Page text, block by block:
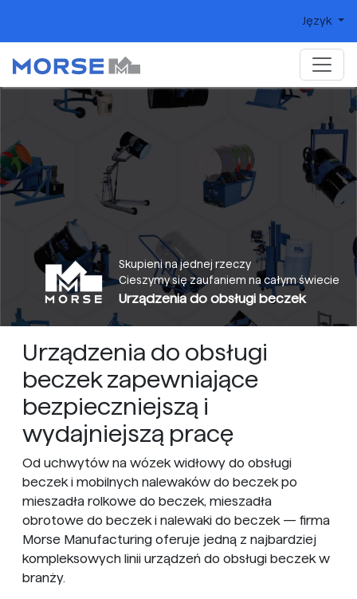
Język
Skupieni na jednej rzeczy
Cieszymy się zaufaniem na całym świecie
Urządzenia do obsługi beczek
Urządzenia do obsługi
beczek zapewniające
bezpieczniejszą i
wydajniejszą pracę
Od uchwytów na wózek widłowy do obsługi
beczek i mobilnych nalewaków do beczek po
mieszadła rolkowe do beczek, mieszadła
obrotowe do beczek i nalewaki do beczek — firma
Morse Manufacturing oferuje jedną z najbardziej
kompleksowych linii urządzeń do obsługi beczek w
branży.